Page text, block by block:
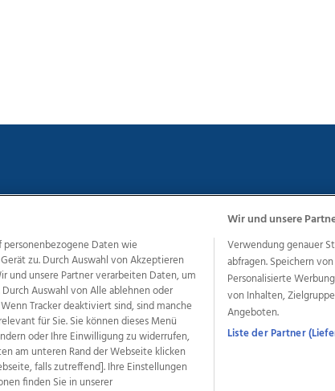
Weitere Angebote des Medienhauses Wimmer
Woche Life Radio OÖNachrichten OÖN Immobilien
Regionaljobs
wasistlos.at wirtrauern.at
Daten wie
zu. Durch Auswahl von Akzeptieren
und unsere Partner verarbeiten Daten, um
Auswahl von Alle ablehnen oder
Tracker deaktiviert sind, sind manche
für Sie. Sie können dieses Menü
oder Ihre Einwilligung zu widerrufen,
am unteren Rand der Webseite klicken
falls zutreffend]. Ihre Einstellungen
finden Sie in unserer
Wir und unsere
Verwendung genauer
abfragen. Speichern
Personalisierte
von Inhalten,
Angeboten.
Liste der Partner